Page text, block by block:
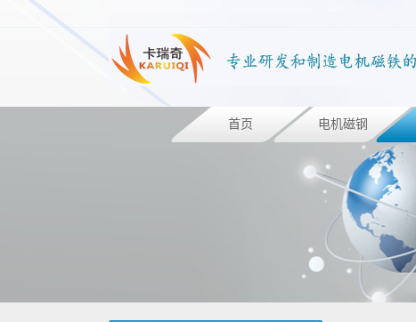
首页 电机磁钢